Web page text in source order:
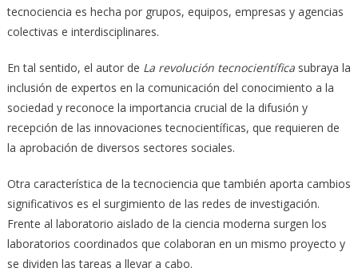
tecnociencia es hecha por grupos, equipos, empresas y agencias
colectivas e interdisciplinares.
En tal sentido, el autor de La revolución tecnocientíficasubraya la
inclusión de expertos en la comunicación del conocimiento a la
sociedad y reconoce la importancia crucial de la difusión y
recepción de las innovaciones tecnocientíficas, que requieren de
la aprobación de diversos sectores sociales.
Otra característica de la tecnociencia que también aporta cambios
significativos es el surgimiento de las redes de investigación.
Frente al laboratorio aislado de la ciencia moderna surgen los
laboratorios coordinados que colaboran en un mismo proyecto y
se dividen las tareas a llevar a cabo.